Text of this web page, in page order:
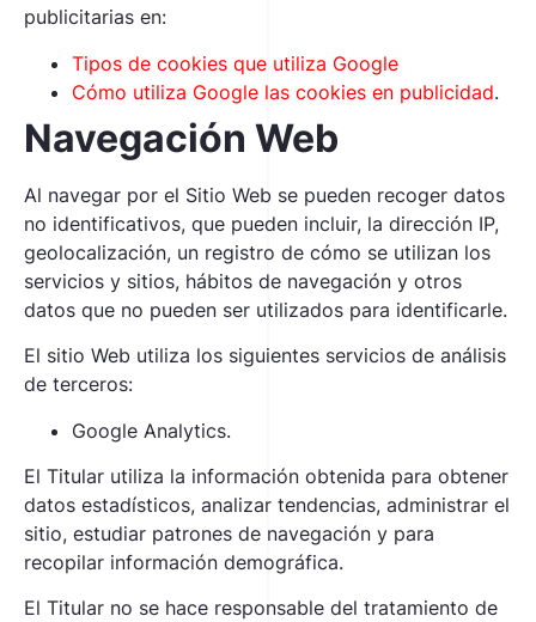
publicitarias en:
Tipos de cookies que utiliza Google
Cómo utiliza Google las cookies en publicidad.
Navegación Web
Al navegar por el Sitio Web se pueden recoger datos
no identificativos, que pueden incluir, la dirección IP,
geolocalización, un registro de cómo se utilizan los
servicios y sitios, hábitos de navegación y otros
datos que no pueden ser utilizados para identificarle.
El sitio Web utiliza los siguientes servicios de análisis
de terceros:
Google Analytics.
El Titular utiliza la información obtenida para obtener
datos estadísticos, analizar tendencias, administrar el
sitio, estudiar patrones de navegación y para
recopilar información demográfica.
El Titular no se hace responsable del tratamiento de